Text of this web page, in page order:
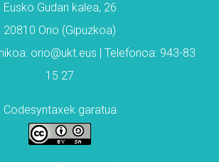
Eusko Gudari kalea, 26
20810 Orio (Gipuzkoa)
orio@ukt.eus | Telefonoa: 943-83
15 27
Codesyntaxek garatua